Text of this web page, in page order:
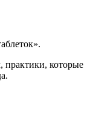
ок».
практики, которые